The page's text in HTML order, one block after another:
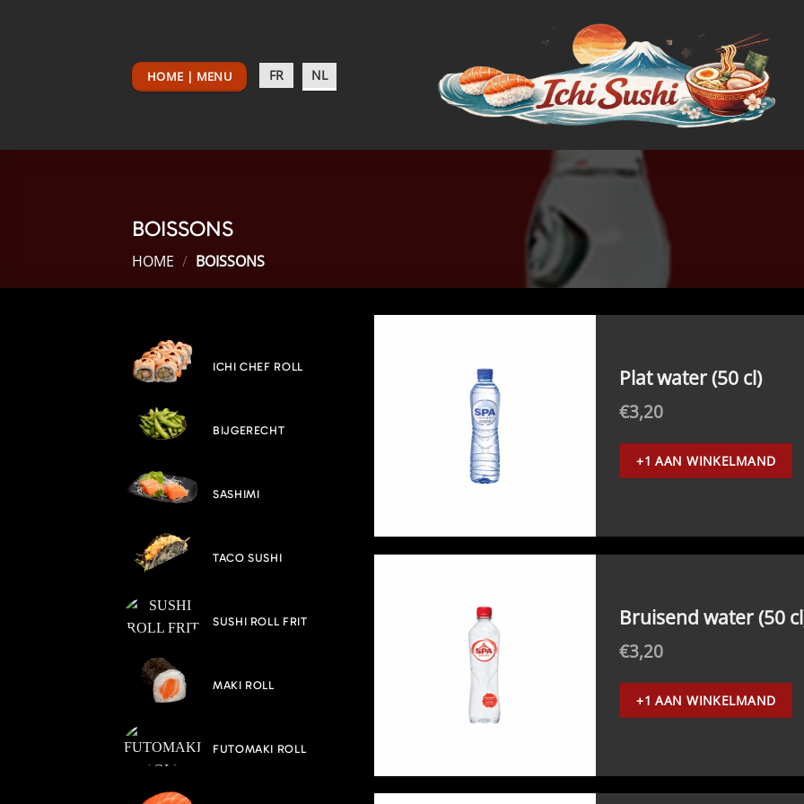
HOME | MENU FR NL
BOISSONS
HOME / BOISSONS
ICHI CHEF ROLL
BIJGERECHT
SASHIMI
TACO SUSHI
SUSHI ROLL FRIT
MAKI ROLL
FUTOMAKI ROLL
Plat water (50 cl)
€3,20
+1 AAN WINKELMAND
Bruisend water (50
€3,20
+1 AAN WINKELMAND